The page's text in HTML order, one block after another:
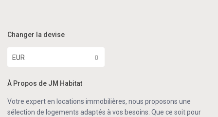
Changer la devise
EUR
À Propos de JM Habitat
Votre expert en locations immobilières, nous proposons une
sélection de logements adaptés à vos besoins. Que ce soit pour